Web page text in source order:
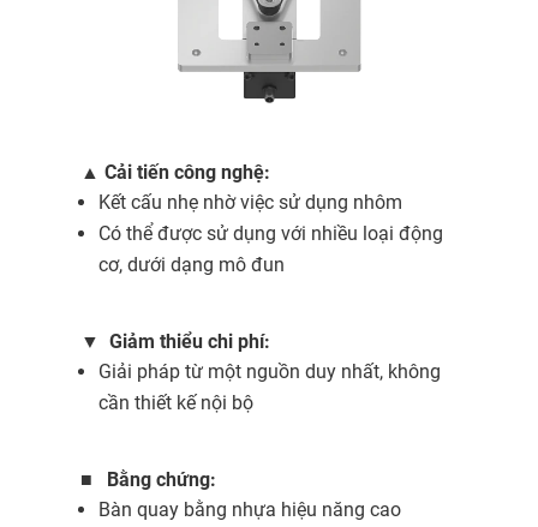
▲ Cải tiến công nghệ:
Kết cấu nhẹ nhờ việc sử dụng nhôm
Có thể được sử dụng với nhiều loại động
cơ, dưới dạng mô đun
▼ Giảm thiểu chi phí:
Giải pháp từ một nguồn duy nhất, không
cần thiết kế nội bộ
■ Bằng chứng:
Bàn quay bằng nhựa hiệu năng cao